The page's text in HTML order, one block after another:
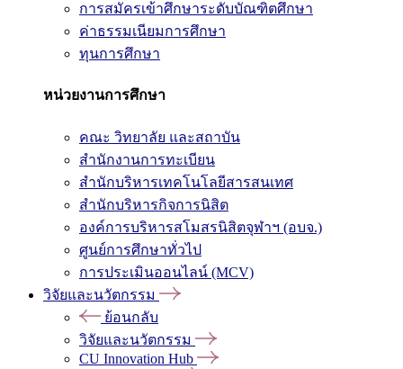
การสมัครเข้าศึกษาระดับบัณฑิตศึกษา
ค่าธรรมเนียมการศึกษา
ทุนการศึกษา
หน่วยงานการศึกษา
คณะ วิทยาลัย และสถาบัน
สำนักงานการทะเบียน
สำนักบริหารเทคโนโลยีสารสนเทศ
สำนักบริหารกิจการนิสิต
องค์การบริหารสโมสรนิสิตจุฬาฯ (อบจ.)
ศูนย์การศึกษาทั่วไป
การประเมินออนไลน์ (MCV)
วิจัยและนวัตกรรม
ย้อนกลับ
วิจัยและนวัตกรรม
CU Innovation Hub